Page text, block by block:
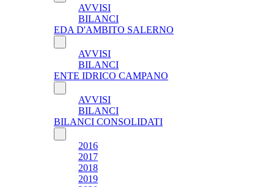
AVVISI
BILANCI
EDA D'AMBITO SALERNO
AVVISI
BILANCI
ENTE IDRICO CAMPANO
AVVISI
BILANCI
BILANCI CONSOLIDATI
2016
2017
2018
2019